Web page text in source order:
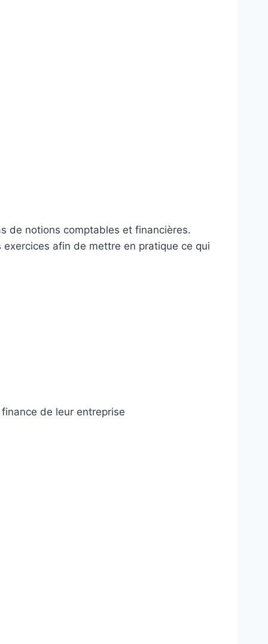
de notions comptables et financières.
afin de mettre en pratique ce qui
de leur entreprise